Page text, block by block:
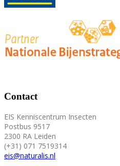
Contact
EIS Kenniscentrum Insecten
Postbus 9517
2300 RA Leiden
(+31) 071 7519314
eis@naturalis.nl